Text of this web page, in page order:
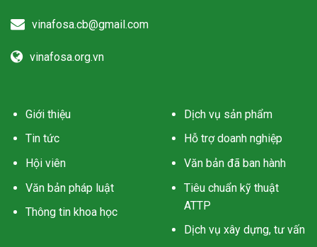
vinafosa.cb@gmail.com
vinafosa.org.vn
Giới thiệu
Tin tức
Hội viên
Văn bản pháp luật
Thông tin khoa học
Dịch vụ sản phẩm
Hỗ trợ doanh nghiệp
Văn bản đã ban hành
Tiêu chuẩn kỹ thuật
ATTP
Dịch vụ xây dựng, tư vấn